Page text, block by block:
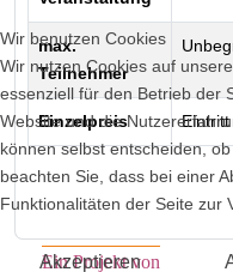
max.
Teilnehmer
Einzelpreis
Zurück
Ein Projekt von
Wir benutzen Cookies
Wir nutzen Cookies auf
essenziell für den Betrieb der
Website und die
können selbst entscheiden,
beachten Sie, dass bei einer
Funktionalitäten der Seite zur
Akzeptieren